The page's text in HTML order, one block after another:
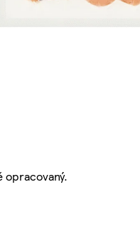
opracovaný.